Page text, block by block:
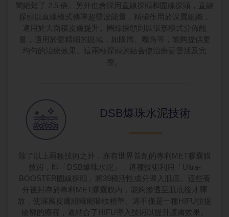
間縮短了 2.5 倍。另外也會採用直線探頭和圈線探頭，直線
探頭以直線模式傳導超聲波能量，精確作用於深層組織，
適用於大面積皮膚提升。圈線探頭則以環形模式分佈能
量，適用於更精細的區域，如眼周、嘴角等，能夠提供更
均勻的治療效果。這兩種探頭的結合使治療更靈活及完
整。
DSB爆珠水泥技術
除了以上兩種技術之外，亦有世界首創的專利MET膠囊膜
技術，即「DSB爆珠水泥」，這種技術利用「Ultra-
BOOSTER圈線探頭」將39種活性成分導入肌底。這些養
分被封存於專利MET膠囊膜內，能夠滲透至肌底後才釋
放，使深層皮膚組織能吸收精華。這不僅是一種HIFU拉提
輪廓的療程，還結合了HIFU導入技術以提升護膚效果。